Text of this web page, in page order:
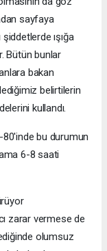
sayfaya
ışığa
Bütün bunlar
bakan
belirtilerin
kullandı.
bu durumun
6-8 saati
zarar vermese de
olumsuz